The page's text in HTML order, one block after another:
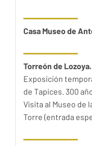
Casa Museo de
Torreón de
Exposición
de Tapices. 300
Visita al Museo de
Torre (entrada